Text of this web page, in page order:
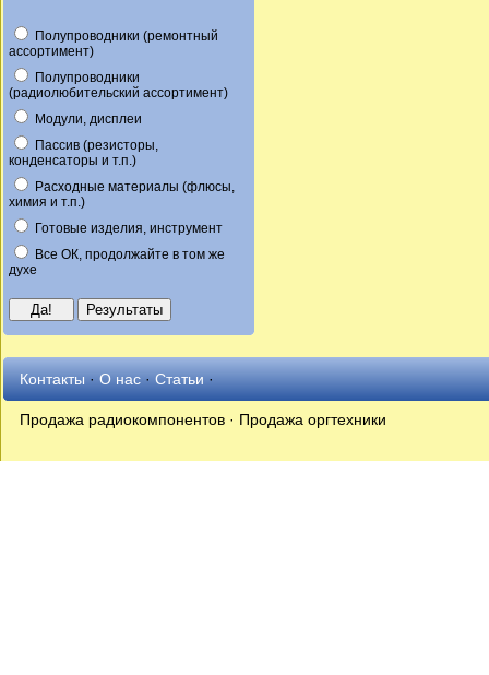
Полупроводники (ремонтный
ассортимент)
Полупроводники
(радиолюбительский ассортимент)
Модули, дисплеи
Пассив (резисторы,
конденсаторы и т.п.)
Расходные материалы (флюсы,
химия и т.п.)
Готовые изделия, инструмент
Все ОК, продолжайте в том же
духе
Контакты·О нас·Статьи·
Продажа радиокомпонентов · Продажа оргтехники